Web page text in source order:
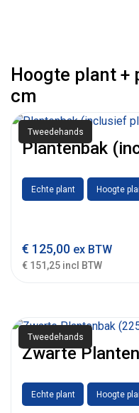
Hoogte plant +
cm
Tweedehands
Plantenbak
Echte plant Hoogte
€ 125,00 ex BTW
€ 151,25 incl BTW
Tweedehands
Zwarte
Echte plant Hoogte